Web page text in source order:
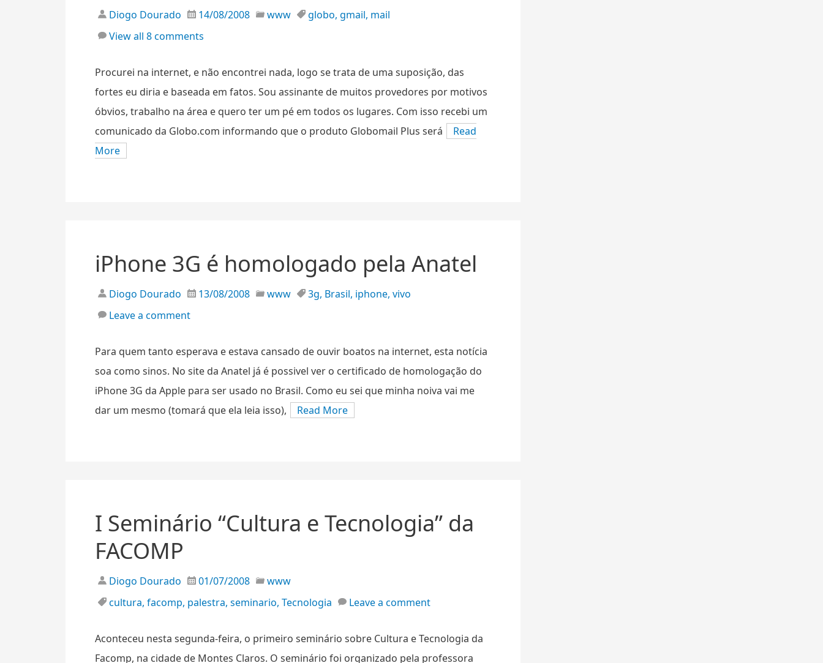
Diogo Dourado 14/08/2008 www globo, gmail, mail
View all 8 comments
Procurei na internet, e não encontrei nada, logo se trata de uma suposição, das
fortes eu diria e baseada em fatos. Sou assinante de muitos provedores por motivos
óbvios, trabalho na área e quero ter um pé em todos os lugares. Com isso recebi um
comunicado da Globo.com informando que o produto Globomail Plus será
Read
More
iPhone 3G é homologado pela Anatel
Diogo Dourado 13/08/2008 www 3g, Brasil, iphone, vivo
Leave a comment
Para quem tanto esperava e estava cansado de ouvir boatos na internet, esta notícia
soa como sinos. No site da Anatel já é possivel ver o certificado de homologação do
iPhone 3G da Apple para ser usado no Brasil. Como eu sei que minha noiva vai me
dar um mesmo (tomará que ela leia isso),
Read More
I Seminário “Cultura e Tecnologia” da
FACOMP
Diogo Dourado 01/07/2008
www
cultura, facomp, palestra, seminario, Tecnologia Leave a comment
Aconteceu nesta segunda-feira, o primeiro seminário sobre Cultura e Tecnologia da
Facomp, na cidade de Montes Claros. O seminário foi organizado pela professora